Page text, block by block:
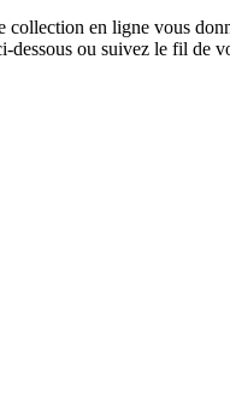
en ligne vous
ou suivez le fil de